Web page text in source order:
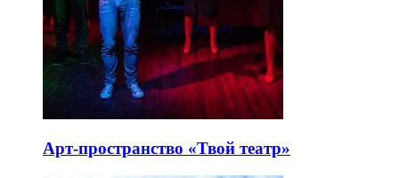
Арт-пространство «Твой театр»